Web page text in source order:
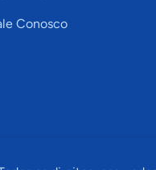
Conosco